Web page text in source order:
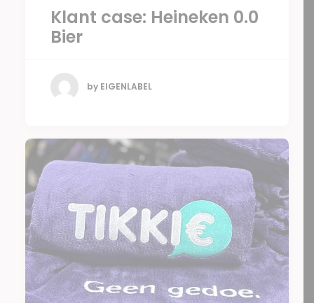
Klant case: Heineken 0.0
Bier
by EIGENLABEL